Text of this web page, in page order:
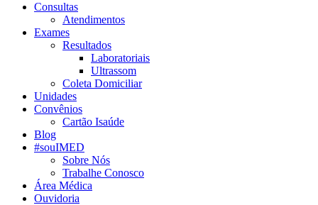
Consultas
Atendimentos
Exames
Resultados
Laboratoriais
Ultrassom
Coleta Domiciliar
Unidades
Convênios
Cartão Isaúde
Blog
#souIMED
Sobre Nós
Trabalhe Conosco
Área Médica
Ouvidoria